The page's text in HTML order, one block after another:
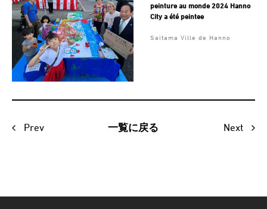
peinture au monde 2024 Hanno
City a été peintee
Saitama Ville de Hanno
Prev 一覧に戻る Next